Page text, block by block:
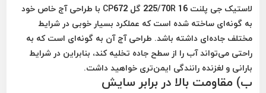
لاستیک جی پلنت 225/70R 16 گل CP672 با طراحی آج خاص خود
به گونه‌ای ساخته شده است که عملکرد بسیار خوبی در شرایط
مختلف جاده‌ای داشته باشد. طراحی آج آن به گونه‌ای است که به
راحتی می‌تواند آب را از سطح جاده تخلیه کند، بنابراین در شرایط
بارانی و لغزنده رانندگی ایمن‌تری خواهید داشت.
ب) مقاومت بالا در برابر سایش